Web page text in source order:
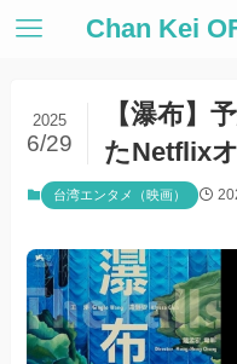
Chan Kei
【瀑布】
たNetflix
2025
6/29
台湾エンタメ（映画）